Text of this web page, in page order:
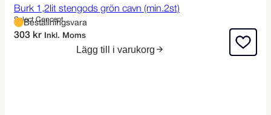
Burk 1,2lit stengods grön cavn (min.2st)
Select Concept
Beställningsvara
303 kr Inkl. Moms
Lägg till i varukorg